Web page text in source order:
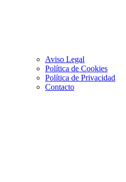
Aviso Legal
Política de Cookies
Política de Privacidad
Contacto